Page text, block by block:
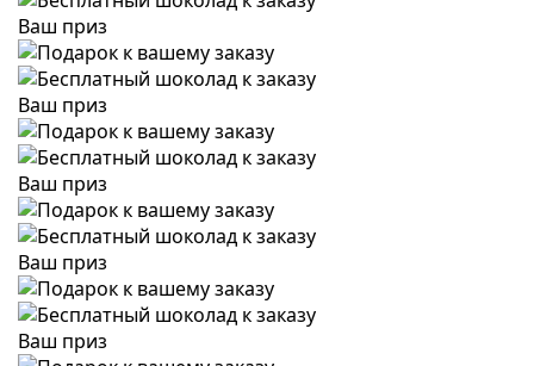
Ваш приз
Ваш приз
Ваш приз
Ваш приз
Ваш приз